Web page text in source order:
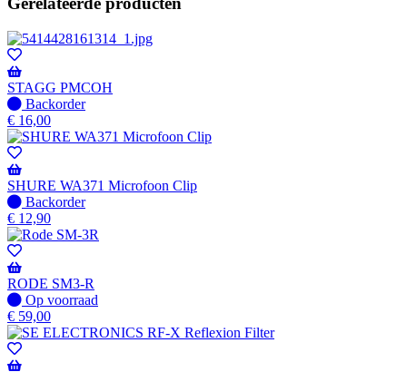
STAGG PMCOH
Niet
op
voorraad
-
Wordt
verzonden
wanneer
beschikbaar
Backorder
€ 16,00
SHURE WA371 Microfoon Clip
Niet
op
voorraad
-
Wordt
verzonden
wanneer
beschikbaar
Backorder
€ 12,90
RODE SM3-R
Op
voorraad
Op voorraad
€ 59,00